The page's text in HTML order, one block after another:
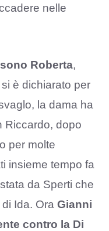
nelle
Roberta,
è dichiarato per
la dama ha
Riccardo, dopo
per molte
insieme tempo fa
da Sperti che
Ida. Ora Gianni
contro la Di